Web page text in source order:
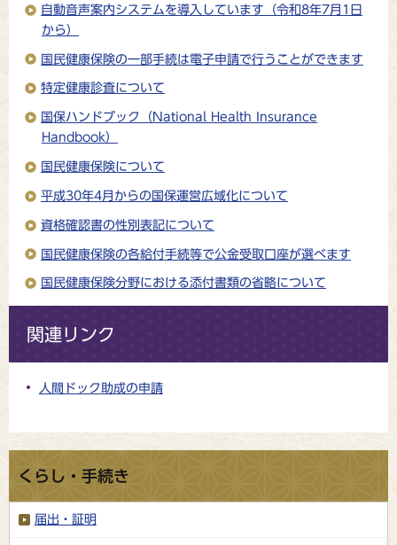
自動音声案内システムを導入しています（令和8年7月1日
から）
国民健康保険の一部手続は電子申請で行うことができます
特定健康診査について
国保ハンドブック（National Health Insurance
Handbook）
国民健康保険について
平成30年4月からの国保運営広域化について
資格確認書の性別表記について
国民健康保険の各給付手続等で公金受取口座が選べます
国民健康保険分野における添付書類の省略について
関連リンク
人間ドック助成の申請
くらし・手続き
届出・証明